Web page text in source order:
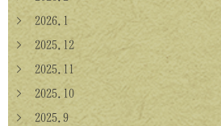
> 2026.1
> 2025.12
> 2025.11
> 2025.10
> 2025.9